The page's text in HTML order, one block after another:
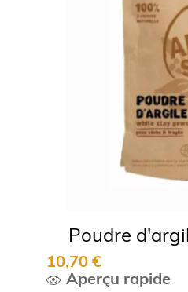
Poudre
10,70 €
Aperçu rapide